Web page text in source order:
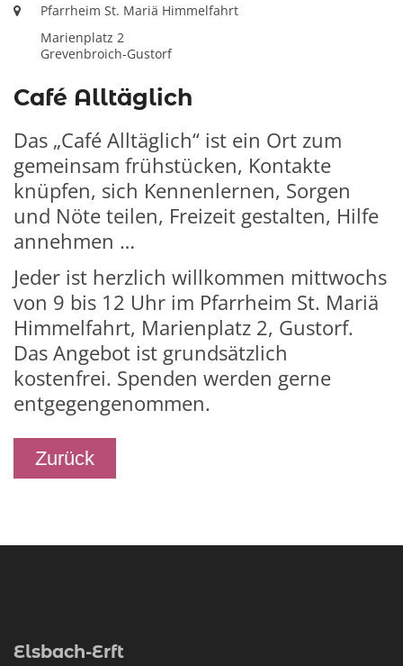
Ort:
Pfarrheim St. Mariä Himmelfahrt
Marienplatz 2
Grevenbroich-Gustorf
Café Alltäglich
Das „Café Alltäglich“ ist ein Ort zum
gemeinsam frühstücken, Kontakte
knüpfen, sich Kennenlernen, Sorgen
und Nöte teilen, Freizeit gestalten, Hilfe
annehmen …
Jeder ist herzlich willkommen mittwochs
von 9 bis 12 Uhr im Pfarrheim St. Mariä
Himmelfahrt, Marienplatz 2, Gustorf.
Das Angebot ist grundsätzlich
kostenfrei. Spenden werden gerne
entgegengenommen.
Zurück
Elsbach-Erft